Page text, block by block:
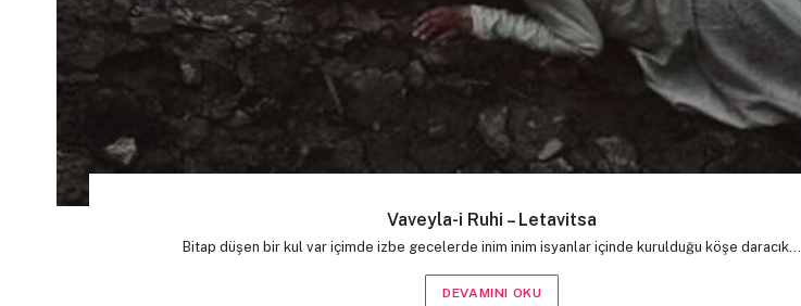
Vaveyla-i Ruhi – Letavitsa
Bitap düşen bir kul var içimde izbe gecelerde inim inim isyanlar içinde kurulduğu köşe daracık…
DEVAMINI OKU